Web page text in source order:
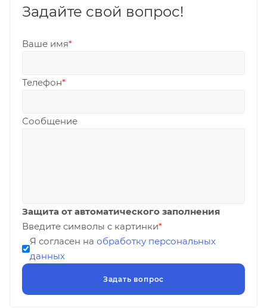
Задайте свой вопрос!
Ваше имя*
Телефон*
Сообщение
Защита от автоматического заполнения
Введите символы с картинки*
Я согласен на обработку персональных
данных